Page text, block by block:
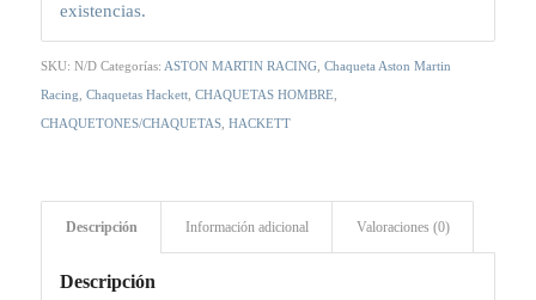
existencias.
SKU: N/D Categorías: ASTON MARTIN RACING, Chaqueta Aston Martin
Racing Chaquetas Hackett, CHAQUETAS HOMBRE
CHAQUETONES/CHAQUETAS, HACKETT
Descripción Información adicional Valoraciones (0)
Descripción